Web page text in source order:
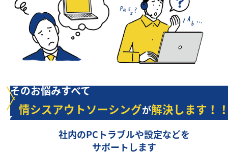
そのお悩みすべて
情シスアウトソーシングが解決します！
社内のPCトラブルや設定などを
サポートします